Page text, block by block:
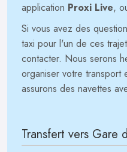
application Proxi Live,
Si vous avez des
taxi pour l'un de ces
contacter. Nous serons
organiser votre transport
assurons des navettes
Transfert vers Gare